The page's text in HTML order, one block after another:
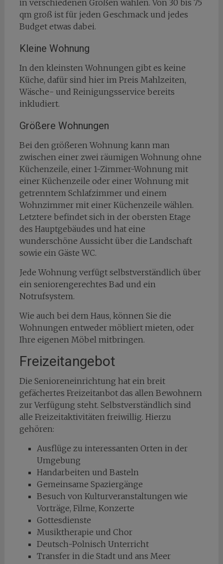
in verschiedenen Größen wählen. Von 30 bis 75
qm groß ist für jeden Geschmack und jedes
Budget etwas dabei.
Kleine Wohnung
In den kleinsten Wohnungen gibt es keine
Küche, dafür sind hier im Preis Mahlzeiten,
Wäsche- und Reinigungsservice bereits
inkludiert.
Größere Wohnungen
Bei den größeren Wohnung kann man
zwischen einer zwei räumigen Wohnung ohne
Küchenzeile, einer 1-Zimmer-Wohnung mit
einer Küchenzeile oder einer Wohnung mit
getrenntem Schlafzimmer und einem
Wohnzimmer mit einer Küchenzeile wählen.
Letztere befindet sich in der obersten Etage
des Hauptgebäudes und hat eine
wunderschöne Aussicht über die Landschaft
sowie ein Gäste WC.
Jede Wohnung verfügt selbstverständlich über
ein seniorengerechtes Bad und ein
Notrufsystem.
Wie auch bei dem Haus, können Sie die
Wohnungen entweder möbliert mieten, oder
Ihre eigenen Möbel mitbringen.
Freizeitangebot
Die Senioreneinrichtung hat ein breit
gefächertes Freizeitanbot das allen Bewohnern
zur Verfügung steht. Selbstverständlich sind
alle Freizeitaktivitäten freiwillig. Hierzu
gehören:
Ausflüge zu interessanten Orten in der
Umgebung
Handarbeiten und Basteln
Gemeinsame Spaziergänge
Besuch von Kulturveranstaltungen wie
Vorträge, Filme, Konzerte
Gottesdienste
Musiktherapie und Chor
Deutsch-Polnisch Unterricht
Transfer in die Stadt und ans Meer